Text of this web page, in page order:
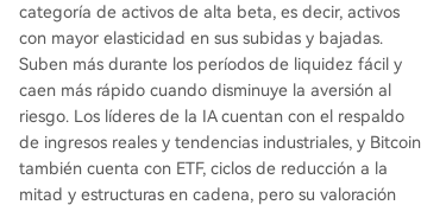
categoría de activos de alta beta, es decir, activos
con mayor elasticidad en sus subidas y bajadas.
Suben más durante los períodos de liquidez fácil y
caen más rápido cuando disminuye la aversión al
riesgo. Los líderes de la IA cuentan con el respaldo
de ingresos reales y tendencias industriales, y Bitcoin
también cuenta con ETF, ciclos de reducción a la
mitad y estructuras en cadena, pero su valoración